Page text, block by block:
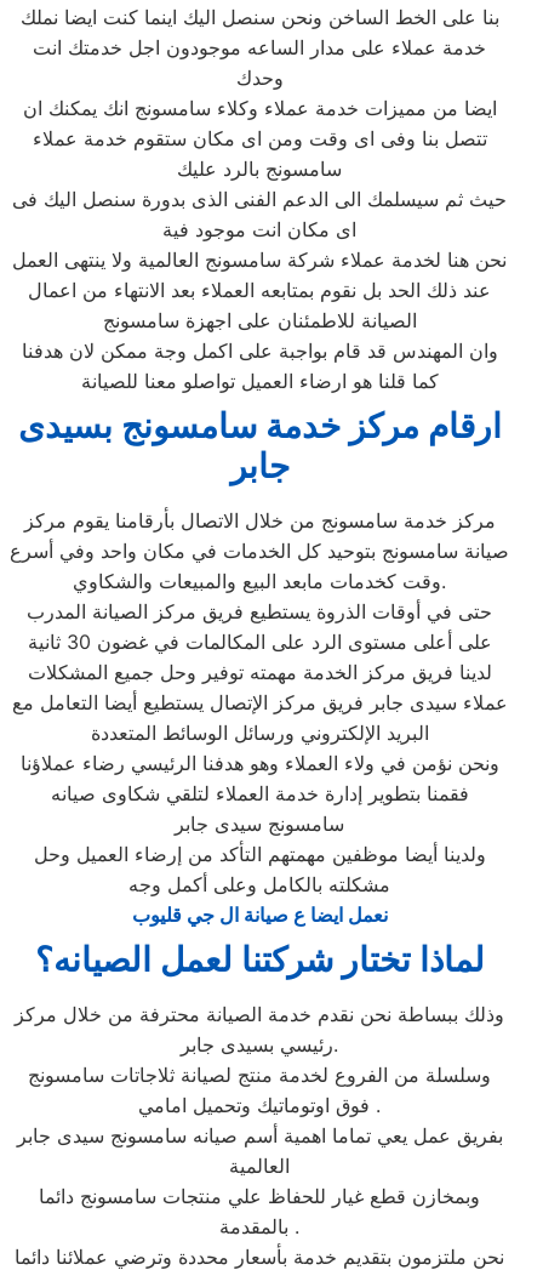
بنا على الخط الساخن ونحن سنصل اليك اينما كنت ايضا نملك
خدمة عملاء على مدار الساعه موجودون اجل خدمتك انت
وحدك
ايضا من مميزات خدمة عملاء وكلاء سامسونج انك يمكنك ان
تتصل بنا وفى اى وقت ومن اى مكان ستقوم خدمة عملاء
سامسونج بالرد عليك
حيث ثم سيسلمك الى الدعم الفنى الذى بدورة سنصل اليك فى
اى مكان انت موجود فية
نحن هنا لخدمة عملاء شركة سامسونج العالمية ولا ينتهى العمل
عند ذلك الحد بل نقوم بمتابعه العملاء بعد الانتهاء من اعمال
الصيانة للاطمئنان على اجهزة سامسونج
وان المهندس قد قام بواجبة على اكمل وجة ممكن لان هدفنا
كما قلنا هو ارضاء العميل تواصلو معنا للصيانة
ارقام مركز خدمة سامسونج بسيدى
جابر
مركز خدمة سامسونج من خلال الاتصال بأرقامنا يقوم مركز
صيانة سامسونج بتوحيد كل الخدمات في مكان واحد وفي أسرع
وقت كخدمات مابعد البيع والمبيعات والشكاوي.
حتى في أوقات الذروة يستطيع فريق مركز الصيانة المدرب
على أعلى مستوى الرد على المكالمات في غضون 30 ثانية
لدينا فريق مركز الخدمة مهمته توفير وحل جميع المشكلات
عملاء سيدى جابر فريق مركز الإتصال يستطيع أيضا التعامل مع
البريد الإلكتروني ورسائل الوسائط المتعددة
ونحن نؤمن في ولاء العملاء وهو هدفنا الرئيسي رضاء عملاؤنا
فقمنا بتطوير إدارة خدمة العملاء لتلقي شكاوى صيانه
سامسونج سيدى جابر
ولدينا أيضا موظفين مهمتهم التأكد من إرضاء العميل وحل
مشكلته بالكامل وعلى أكمل وجه
نعمل ايضا ع صيانة ال جي قليوب
لماذا تختار شركتنا لعمل الصيانه؟
وذلك ببساطة نحن نقدم خدمة الصيانة محترفة من خلال مركز
رئيسي بسيدى جابر.
وسلسلة من الفروع لخدمة منتج لصيانة ثلاجاتات سامسونج
فوق اوتوماتيك وتحميل امامي .
بفريق عمل يعي تماما اهمية أسم صيانه سامسونج سيدى جابر
العالمية
وبمخازن قطع غيار للحفاظ علي منتجات سامسونج دائما
بالمقدمة .
نحن ملتزمون بتقديم خدمة بأسعار محددة وترضي عملائنا دائما